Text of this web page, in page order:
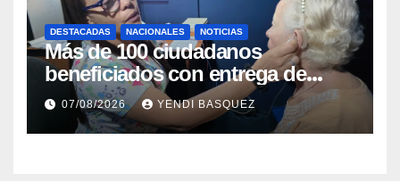
DESTACADAS NACIONALES NOTICIAS
Más de 100 ciudadanos
beneficiados con entrega de
prótesis auditivas en el Centro de
Rehabilitación J.J. Arvelo
07/08/2026 YENDI BASQUEZ